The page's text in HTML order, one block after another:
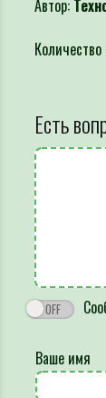
Автор:
Есть
Ваше имя